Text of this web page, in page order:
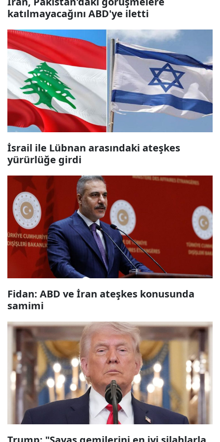
katılmayacağını ABD'ye iletti
İsrail ile Lübnan arasındaki ateşkes
yürürlüğe girdi
Fidan: ABD ve İran ateşkes konusunda
samimi